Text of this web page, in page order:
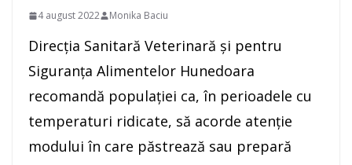
4 august 2022 Monika Baciu
Direcția Sanitară Veterinară și pentru
Siguranța Alimentelor Hunedoara
recomandă populației ca, în perioadele cu
temperaturi ridicate, să acorde atenție
modului în care păstrează sau prepară